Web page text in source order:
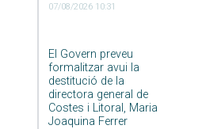
07/08/2026 10:31
El Govern preveu
formalitzar avui la
destitució de la
directora general de
Costes i Litoral, Maria
Joaquina Ferrer